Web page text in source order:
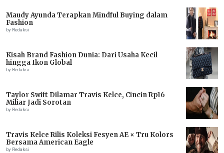
Maudy Ayunda Terapkan Mindful Buying dalam
Fashion
by Redaksi
Kisah Brand Fashion Dunia: Dari Usaha Kecil
hingga Ikon Global
by Redaksi
Taylor Swift Dilamar Travis Kelce, Cincin Rp16
Miliar Jadi Sorotan
by Redaksi
Travis Kelce Rilis Koleksi Fesyen AE × Tru Kolors
Bersama American Eagle
by Redaksi